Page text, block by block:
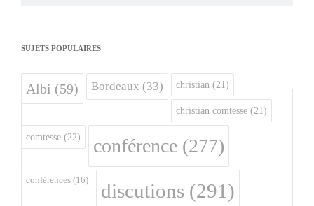
SUJETS POPULAIRES
Albi(59) Bordeaux(33) christian (21)
christian comtesse (21)
comtesse (22) conférence (277)
conférences (16) discutions (291)